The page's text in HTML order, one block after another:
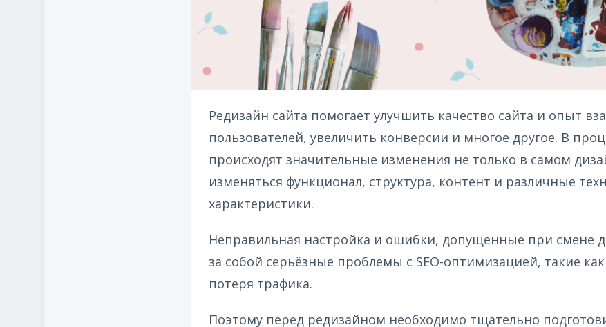
Редизайн сайта помогает улучшить качество сайта и опыт
пользователей, увеличить конверсии и многое другое. В
происходят значительные изменения не только в самом
изменяться функционал, структура, контент и различные
характеристики.
Неправильная настройка и ошибки, допущенные при смене
за собой серьёзные проблемы с SEO-оптимизацией, такие
потеря трафика.
Поэтому перед редизайном необходимо тщательно